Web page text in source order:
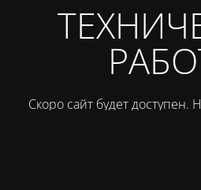
Скоро сайт будет доступен.